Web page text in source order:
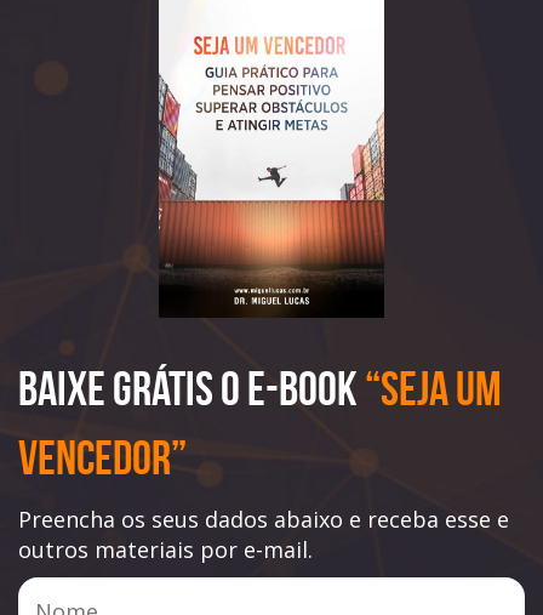
Baixe Grátis o e-book“Seja Um
Vencedor”
Preencha os seus dados abaixo e receba esse e
outros materiais por e-mail.